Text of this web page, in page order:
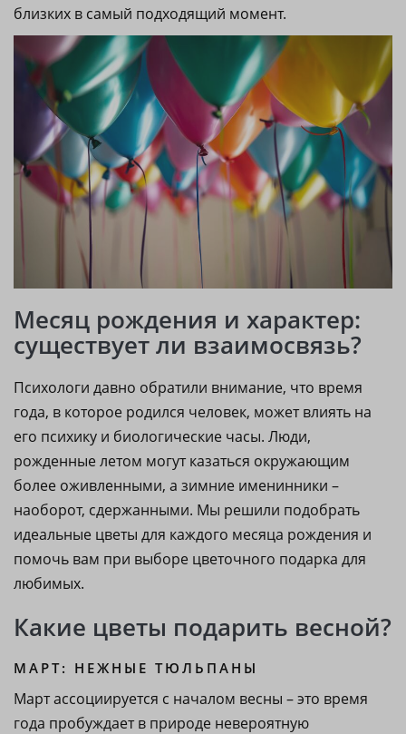
близких в самый подходящий момент.
Месяц рождения и характер:
существует ли взаимосвязь?
Психологи давно обратили внимание, что время
года, в которое родился человек, может влиять на
его психику и биологические часы. Люди,
рожденные летом могут казаться окружающим
более оживленными, а зимние именинники –
наоборот, сдержанными. Мы решили подобрать
идеальные цветы для каждого месяца рождения и
помочь вам при выборе цветочного подарка для
любимых.
Какие цветы подарить весной?
МАРТ: НЕЖНЫЕ ТЮЛЬПАНЫ
Март ассоциируется с началом весны – это время
года пробуждает в природе невероятную